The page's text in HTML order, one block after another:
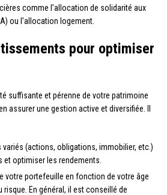
comme l’allocation de solidarité aux
ou l’allocation logement.
pour optimiser
suffisante et pérenne de votre patrimoine
assurer une gestion active et diversifiée. Il
(actions, obligations, immobilier, etc.)
et optimiser les rendements.
votre portefeuille en fonction de votre âge
risque. En général, il est conseillé de